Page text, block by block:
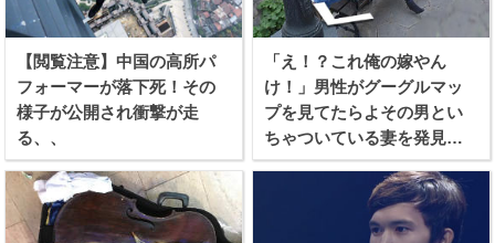
【閲覧注意】中国の高所パ
フォーマーが落下死！その
様子が公開され衝撃が走
る、、
「え！？これ俺の嫁やん
け！」男性がグーグルマッ
プを見てたらよその男とい
ちゃついている妻を発見し
てしまう！！